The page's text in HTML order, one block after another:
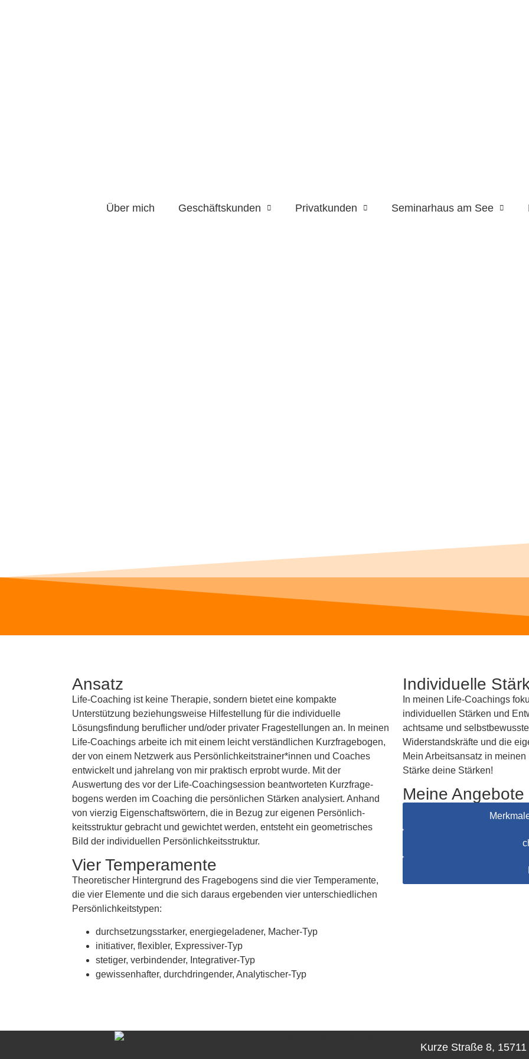
Über mich Geschäftskunden Privatkunden Seminarhaus am See
Ansatz
Life-Coaching ist keine Therapie, sondern bietet eine kompakte
Unterstützung beziehungsweise Hilfestellung für die individuelle
Lösungsfindung beruflicher und/oder privater Fragestellungen an. In meinen
Life-Coachings arbeite ich mit einem leicht verständlichen Kurzfragebogen,
der von einem Netzwerk aus Persönlich­keits­trainer*innen und Coaches
entwickelt und jahrelang von mir praktisch erprobt wurde. Mit der
Auswertung des vor der Life-Coachingsession beantworteten Kurz­frage­
bogens werden im Coaching die persönlichen Stärken analysiert. Anhand
von vierzig Eigen­schafts­wörtern, die in Bezug zur eigenen Per­sönlich­
keitsstruktur gebracht und gewichtet werden, entsteht ein geometrisches
Bild der individuellen Persönlich­keits­struktur.
Vier Temperamente
Theoretischer Hintergrund des Fragebogens sind die vier Temperamente,
die vier Elemente und die sich daraus ergebenden vier unterschiedlichen
Persönlichkeitstypen:
durchsetzungsstarker, energiegeladener, Macher-Typ
initiativer, flexibler, Expressiver-Typ
stetiger, verbindender, Integrativer-Typ
gewissenhafter, durchdringender, Analytischer-Typ
Individuelle
In meinen Life-Coachings
individuellen Stärken und
achtsame und
Widerstandskräfte und die
Mein Arbeitsansatz in
Stärke deine Stärken!
Meine Angebote
Kurze Straße 8,